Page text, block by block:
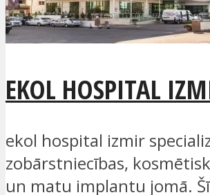
EKOL HOSPITAL
ekol hospital izmir
zobārstniecības,
un matu implantu jomā. Šī